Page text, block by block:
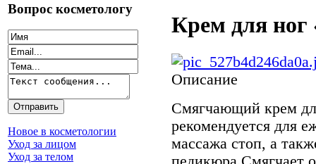
Вопрос косметологу
Новое в косметологии
Уход за лицом
Уход за телом
Крем для ног
Описание
Смягчающий крем
рекомендуется для
массажа стоп, а